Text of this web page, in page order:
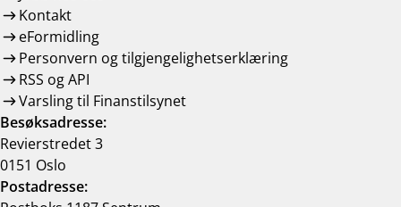
Kontakt
eFormidling
Personvern og tilgjengelighetserklæring
RSS og API
Varsling til Finanstilsynet
Besøksadresse:
Revierstredet 3
0151 Oslo
Postadresse: